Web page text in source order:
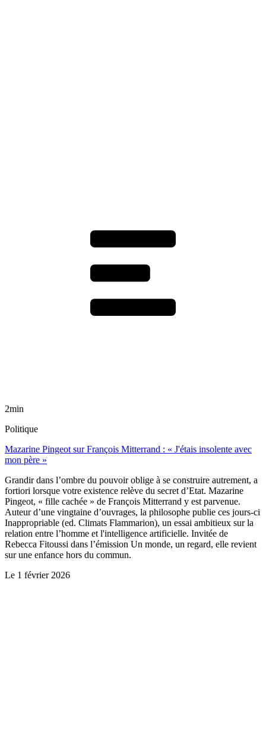
2min
Politique
Mazarine Pingeot sur François Mitterrand : « J'étais insolente avec
mon père »
Grandir dans l’ombre du pouvoir oblige à se construire autrement, a
fortiori lorsque votre existence relève du secret d’Etat. Mazarine
Pingeot, « fille cachée » de François Mitterrand y est parvenue.
Auteur d’une vingtaine d’ouvrages, la philosophe publie ces jours-ci
Inappropriable (ed. Climats Flammarion), un essai ambitieux sur la
relation entre l’homme et l'intelligence artificielle. Invitée de
Rebecca Fitoussi dans l’émission Un monde, un regard, elle revient
sur une enfance hors du commun.
Le 1 février 2026